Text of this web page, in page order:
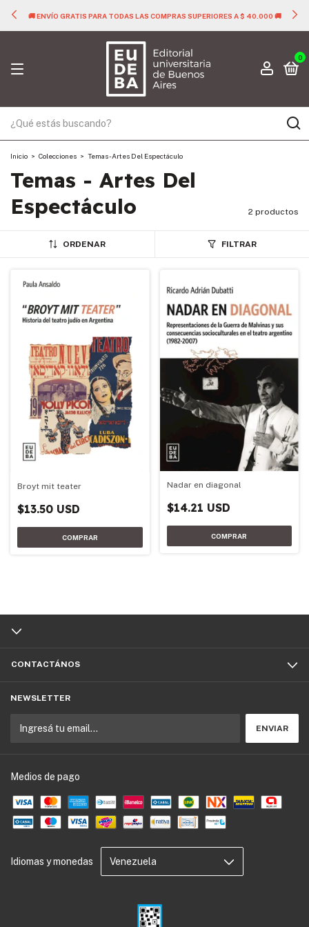
🚚 ENVÍO GRATIS PARA TODAS LAS COMPRAS SUPERIORES A $ 40.000 🚚
0
Inicio > Colecciones > Temas - Artes Del Espectáculo
Temas - Artes Del
Espectáculo
2 productos
ORDENAR FILTRAR
Broyt mit teater
$13.50 USD
Nadar en diagonal
$14.21 USD
CONTACTÁNOS
NEWSLETTER
Medios de pago
Idiomas y monedas